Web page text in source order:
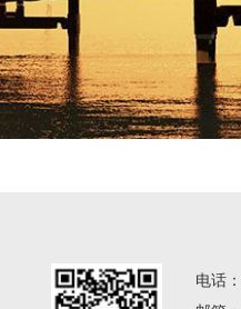
电话：